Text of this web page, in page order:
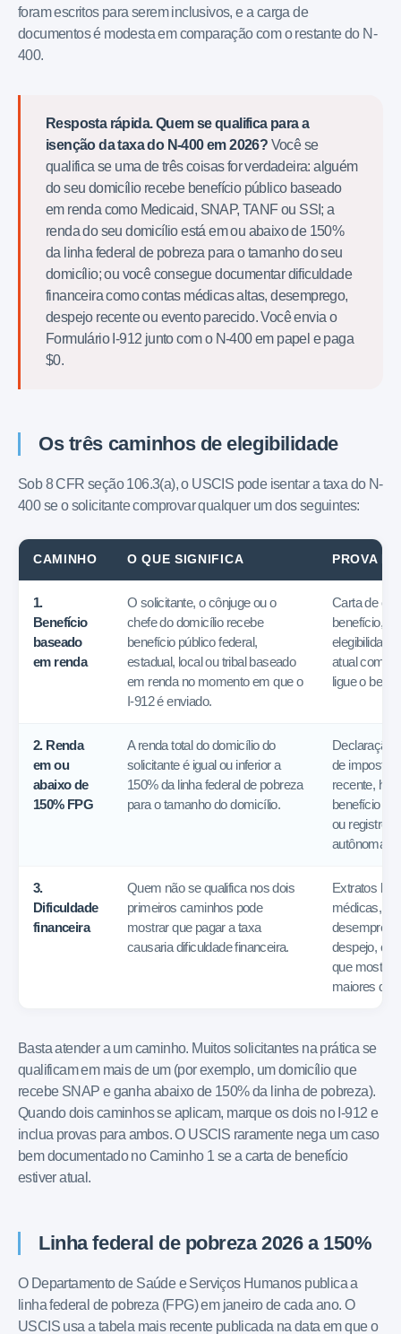
foram escritos para serem inclusivos, e a carga de
documentos é modesta em comparação com o restante do N-
400.
Resposta rápida. Quem se qualifica para a
isenção da taxa do N-400 em 2026? Você se
qualifica se uma de três coisas for verdadeira: alguém
do seu domicílio recebe benefício público baseado
em renda como Medicaid, SNAP, TANF ou SSI; a
renda do seu domicílio está em ou abaixo de 150%
da linha federal de pobreza para o tamanho do seu
domicílio; ou você consegue documentar dificuldade
financeira como contas médicas altas, desemprego,
despejo recente ou evento parecido. Você envia o
Formulário I-912 junto com o N-400 em papel e paga
$0.
Os três caminhos de elegibilidade
Sob 8 CFR seção 106.3(a), o USCIS pode isentar a taxa do N-
400 se o solicitante comprovar qualquer um dos seguintes:
CAMINHO O QUE SIGNIFICA PROVA
1.
Benefício
baseado
em renda
O solicitante, o cônjuge ou o
chefe do domicílio recebe
benefício público federal,
estadual, local ou tribal baseado
em renda no momento em que o
I-912 é enviado.
Carta de
benefício,
atual com
ligue o
2. Renda
em ou
abaixo de
150% FPG
A renda total do domicílio do
solicitante é igual ou inferior a
150% da linha federal de pobreza
para o tamanho do domicílio.
Declaração
de imposto
recente,
benefício do
ou registros
autônoma.
3.
Dificuldade
financeira
Quem não se qualifica nos dois
primeiros caminhos pode
mostrar que pagar a taxa
causaria dificuldade financeira.
Extratos
médicas,
despejo,
que mostre
maiores
Basta atender a um caminho. Muitos solicitantes na prática se
qualificam em mais de um (por exemplo, um domicílio que
recebe SNAP e ganha abaixo de 150% da linha de pobreza).
Quando dois caminhos se aplicam, marque os dois no I-912 e
inclua provas para ambos. O USCIS raramente nega um caso
bem documentado no Caminho 1 se a carta de benefício
estiver atual.
Linha federal de pobreza 2026 a 150%
O Departamento de Saúde e Serviços Humanos publica a
linha federal de pobreza (FPG) em janeiro de cada ano. O
USCIS usa a tabela mais recente publicada na data em que o